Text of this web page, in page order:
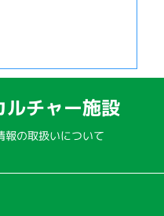
チャー施設
報の取扱いについて